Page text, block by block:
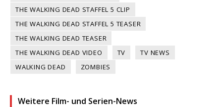
THE WALKING DEAD STAFFEL 5 CLIP
THE WALKING DEAD STAFFEL 5 TEASER
THE WALKING DEAD TEASER
THE WALKING DEAD VIDEO
TV
TV NEWS
WALKING DEAD
ZOMBIES
Weitere Film- und Serien-News